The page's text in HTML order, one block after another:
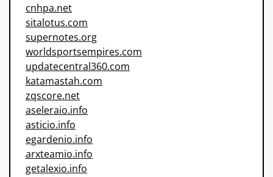
cnhpa.net
sitalotus.com
supernotes.org
worldsportsempires.com
updatecentral360.com
katamastah.com
zqscore.net
aseleraio.info
asticio.info
egardenio.info
arxteamio.info
getalexio.info